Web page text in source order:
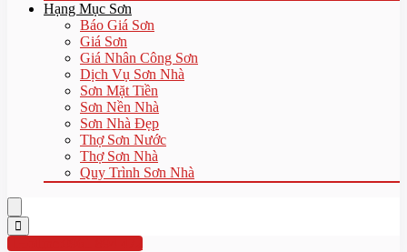
Hạng Mục Sơn
Báo Giá Sơn
Giá Sơn
Giá Nhân Công Sơn
Dịch Vụ Sơn Nhà
Sơn Mặt Tiền
Sơn Nền Nhà
Sơn Nhà Đẹp
Thợ Sơn Nước
Thợ Sơn Nhà
Quy Trình Sơn Nhà
Hotline:0961 894 472